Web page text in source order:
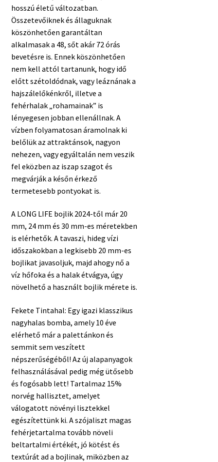
hosszú életű változatban.
Összetevőiknek és állaguknak
köszönhetően garantáltan
alkalmasak a 48, sőt akár 72 órás
bevetésre is. Ennek köszönhetően
nem kell attól tartanunk, hogy idő
előtt szétoldódnak, vagy leáznának a
hajszálelőkénkről, illetve a
fehérhalak „rohamainak” is
lényegesen jobban ellenállnak. A
vízben folyamatosan áramolnak ki
belőlük az attraktánsok, nagyon
nehezen, vagy egyáltalán nem veszik
fel eközben az iszap szagot és
megvárják a későn érkező
termetesebb pontyokat is.
A LONG LIFE bojlik 2024-től már 20
mm, 24 mm és 30 mm-es méretekben
is elérhetők. A tavaszi, hideg vízi
időszakokban a legkisebb 20 mm-es
bojlikat javasoljuk, majd ahogy nő a
víz hőfoka és a halak étvágya, úgy
növelhető a használt bojlik mérete is.
Fekete Tintahal: Egy igazi klasszikus
nagyhalas bomba, amely 10 éve
elérhető már a palettánkon és
semmit sem veszített
népszerűségéből! Az új alapanyagok
felhasználásával pedig még ütősebb
és fogósabb lett! Tartalmaz 15%
norvég hallisztet, amelyet
válogatott növényi lisztekkel
egészítettünk ki. A szójaliszt magas
fehérjetartalma tovább növeli
beltartalmi értékét, jó kötést és
textúrát ad a bojlinak, miközben az